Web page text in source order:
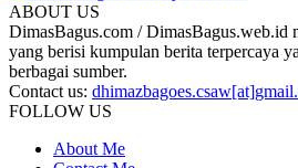
ABOUT US
DimasBagus.com / DimasBagus.web.id
yang berisi kumpulan berita terpercaya
berbagai sumber.
Contact us:
FOLLOW US
About Me